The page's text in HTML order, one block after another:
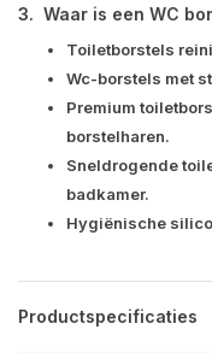
3. Waar is een WC
Toiletborstels
Wc-borstels met
Premium
borstelharen.
Sneldrogende
badkamer.
Hygiënische
Productspecificaties